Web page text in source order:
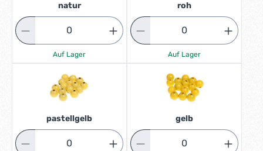
natur
Auf Lager
roh
Auf Lager
pastellgelb gelb